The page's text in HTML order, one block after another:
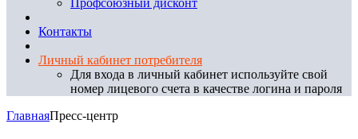
Профсоюзный дисконт
Контакты
Личный кабинет потребителя
Для входа в личный кабинет используйте свой
номер лицевого счета в качестве логина и пароля
ГлавнаяПресс-центр